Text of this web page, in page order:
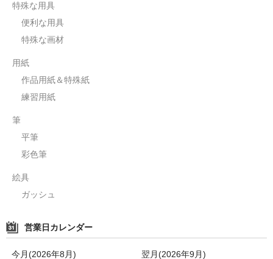
特殊な用具
便利な用具
特殊な画材
用紙
作品用紙＆特殊紙
練習用紙
筆
平筆
彩色筆
絵具
ガッシュ
営業日カレンダー
今月(2026年8月)
翌月(2026年9月)